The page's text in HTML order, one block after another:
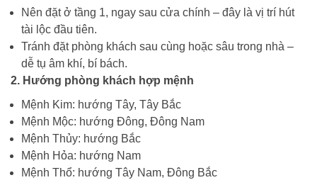
Nên đặt ở tầng 1, ngay sau cửa chính – đây là vị trí hút
tài lộc đầu tiên.
Tránh đặt phòng khách sau cùng hoặc sâu trong nhà –
dễ tụ âm khí, bí bách.
2. Hướng phòng khách hợp mệnh
Mệnh Kim: hướng Tây, Tây Bắc
Mệnh Mộc: hướng Đông, Đông Nam
Mệnh Thủy: hướng Bắc
Mệnh Hỏa: hướng Nam
Mệnh Thổ: hướng Tây Nam, Đông Bắc